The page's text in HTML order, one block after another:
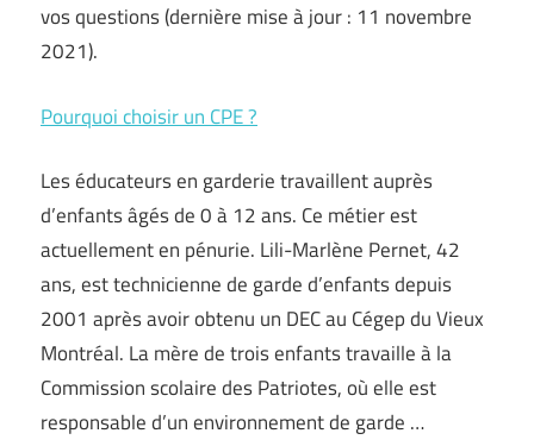
vos questions (dernière mise à jour : 11 novembre
2021).
Pourquoi choisir un CPE ?
Les éducateurs en garderie travaillent auprès
d’enfants âgés de 0 à 12 ans. Ce métier est
actuellement en pénurie. Lili-Marlène Pernet, 42
ans, est technicienne de garde d’enfants depuis
2001 après avoir obtenu un DEC au Cégep du Vieux
Montréal. La mère de trois enfants travaille à la
Commission scolaire des Patriotes, où elle est
responsable d’un environnement de garde …